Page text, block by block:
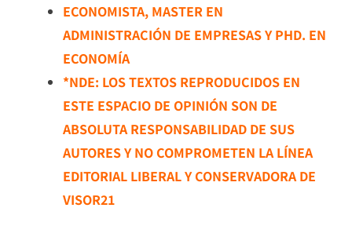
ECONOMISTA, MASTER EN
ADMINISTRACIÓN DE EMPRESAS Y PHD. EN
ECONOMÍA
*NDE: LOS TEXTOS REPRODUCIDOS EN
ESTE ESPACIO DE OPINIÓN SON DE
ABSOLUTA RESPONSABILIDAD DE SUS
AUTORES Y NO COMPROMETEN LA LÍNEA
EDITORIAL LIBERAL Y CONSERVADORA DE
VISOR21